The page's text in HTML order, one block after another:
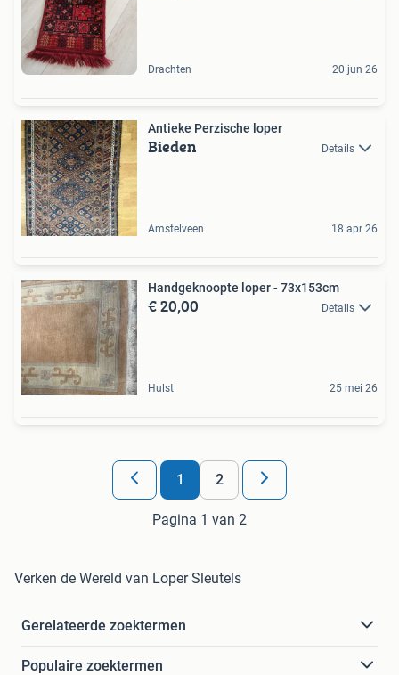
Drachten 20 jun 26
Antieke Perzische loper
Bieden Details
Amstelveen 18 apr 26
Handgeknoopte loper - 73x153cm
€ 20,00 Details
Hulst 25 mei 26
1 2
Pagina 1 van 2
Verken de Wereld van Loper Sleutels
Gerelateerde zoektermen
Populaire zoektermen